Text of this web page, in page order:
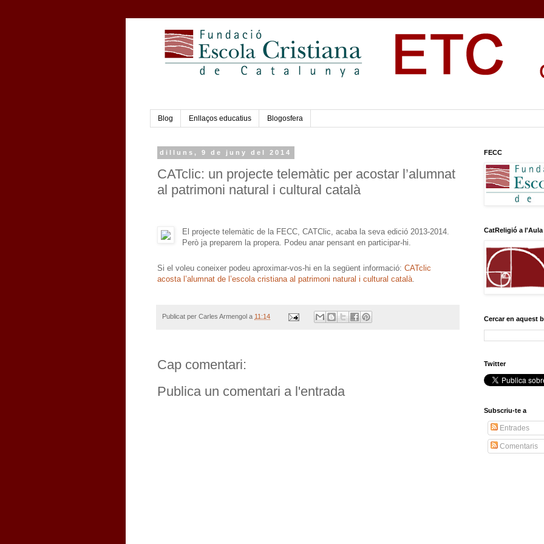
Blog Enllaços educatius Blogosfera
dilluns, 9 de juny del 2014
CATclic: un projecte telemàtic per acostar l’alumnat
al patrimoni natural i cultural català
El projecte telemàtic de la FECC, CATClic, acaba la seva edició 2013-2014.
Però ja preparem la propera. Podeu anar pensant en participar-hi.
Si el voleu coneixer podeu aproximar-vos-hi en la següent informació: CATclic
acosta l’alumnat de l’escola cristiana al patrimoni natural i cultural català
Publicat per Carles Armengol a 11:14
Cap comentari:
Publica un comentari a l'entrada
FECC
CatReligió a l'Aula
Cercar en aquest
Twitter
Subscriu-te a
Entrades
Comentaris